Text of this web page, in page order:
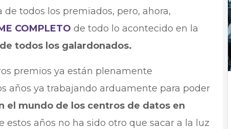
todos los premiados, pero, ahora,
COMPLETO de todo lo acontecido en la
todos los galardonados.
premios ya están plenamente
años ya trabajando arduamente para poder
el mundo de los centros de datos en
estos años no ha sido otro que sacar a la luz